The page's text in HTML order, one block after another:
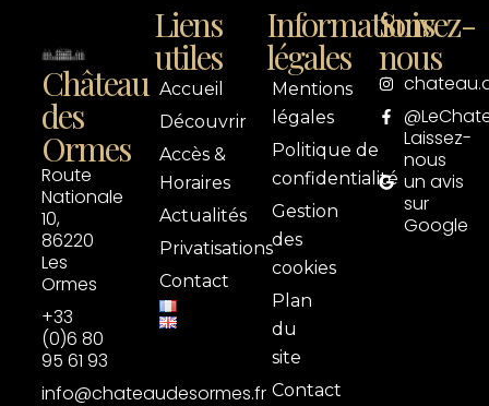
Château
des
Ormes
Route
Nationale
10,
86220
Les
Ormes
+33
(0)6 80
95 61 93
info@chateaudesormes.fr
Liens
utiles
Accueil
Découvrir
Accès &
Horaires
Actualités
Privatisations
Contact
Informations
légales
Mentions
légales
Politique de
confidentialité
Gestion
des
cookies
Plan
du
site
Contact
Suivez-
nous
Laissez-
nous
un avis
sur
Google